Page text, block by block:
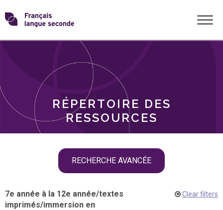
Skip
toTransformons
langue
RÉPERTOIRE DES
RESSOURCES
RECHERCHE AVANCÉE
THÈMES
7e année à la 12e année/textes
imprimés/immersion en
Clear filters